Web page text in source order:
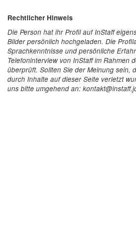
Rechtlicher Hinweis
Die Person hat ihr Profil auf InStaff
Bilder persönlich hochgeladen. Die
Sprachkenntnisse und persönliche
Telefoninterview von InStaff im Rahmen
überprüft. Sollten Sie der Meinung sein,
durch Inhalte auf dieser Seite verletzt
uns bitte umgehend an: